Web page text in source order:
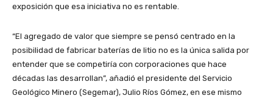
exposición que esa iniciativa no es rentable.
“El agregado de valor que siempre se pensó centrado en la
posibilidad de fabricar baterías de litio no es la única salida por
entender que se competiría con corporaciones que hace
décadas las desarrollan”, añadió el presidente del Servicio
Geológico Minero (Segemar), Julio Ríos Gómez, en ese mismo